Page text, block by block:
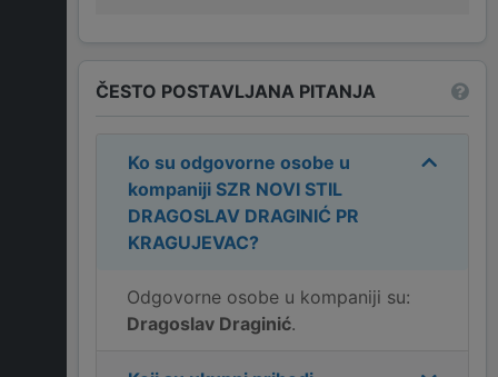
ČESTO POSTAVLJANA PITANJA
Ko su odgovorne osobe u
kompaniji SZR NOVI STIL
DRAGOSLAV DRAGINIĆ PR
KRAGUJEVAC?
Odgovorne osobe u kompaniji su:
Dragoslav Draginić.